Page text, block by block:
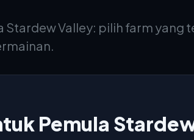
Stardew Valley: pilih farm
Pemula